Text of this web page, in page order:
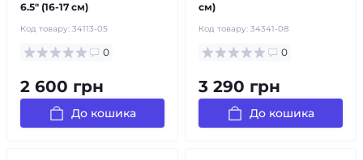
6.5″ (16-17 см)
Код товару: 34113-05
0
2 600 грн
До кошика
см)
Код товару: 34341-08
0
3 290 грн
До кошика